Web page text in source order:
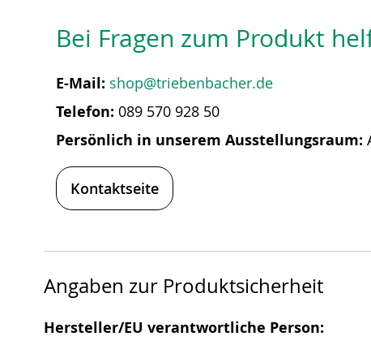
Bei Fragen zum Produkt
E-Mail: shop@triebenbacher.de
Telefon:089 570 928 50
Persönlich in unserem Ausstellungsraum:
Kontaktseite
Angaben zur Produktsicherheit
Hersteller/EU verantwortliche Person: